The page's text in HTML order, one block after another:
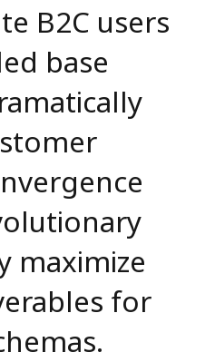
B2C users
base
maximize
for